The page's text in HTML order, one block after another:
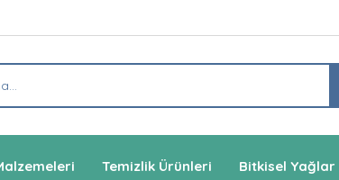
Temizlik Ürünleri Bitkisel Yağlar